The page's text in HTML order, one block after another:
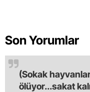
Son Yorumlar
(Sokak
ölüyor...sakat